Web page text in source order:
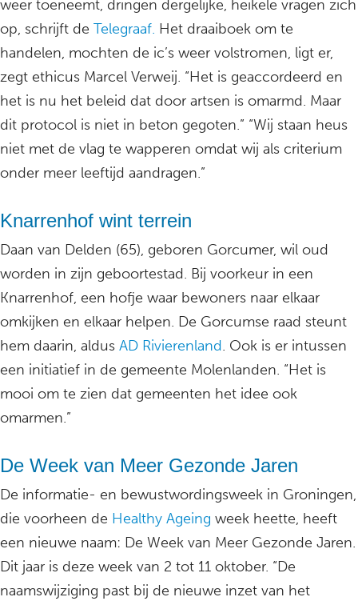
weer toeneemt, dringen dergelijke, heikele vragen zich
op, schrijft de Telegraaf. Het draaiboek om te
handelen, mochten de ic’s weer volstromen, ligt er,
zegt ethicus Marcel Verweij. “Het is geaccordeerd en
het is nu het beleid dat door artsen is omarmd. Maar
dit protocol is niet in beton gegoten.” “Wij staan heus
niet met de vlag te wapperen omdat wij als criterium
onder meer leeftijd aandragen.”
Knarrenhof wint terrein
Daan van Delden (65), geboren Gorcumer, wil oud
worden in zijn geboortestad. Bij voorkeur in een
Knarrenhof, een hofje waar bewoners naar elkaar
omkijken en elkaar helpen. De Gorcumse raad steunt
hem daarin, aldus AD Rivierenland. Ook is er intussen
een initiatief in de gemeente Molenlanden. “Het is
mooi om te zien dat gemeenten het idee ook
omarmen.”
De Week van Meer Gezonde Jaren
De informatie- en bewustwordingsweek in Groningen,
die voorheen de Healthy Ageing week heette, heeft
een nieuwe naam: De Week van Meer Gezonde Jaren.
Dit jaar is deze week van 2 tot 11 oktober. “De
naamswijziging past bij de nieuwe inzet van het